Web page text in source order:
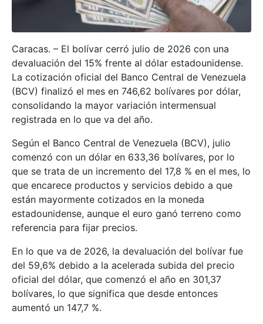
Caracas. – El bolívar cerró julio de 2026 con una
devaluación del 15% frente al dólar estadounidense.
La cotización oficial del Banco Central de Venezuela
(BCV) finalizó el mes en 746,62 bolívares por dólar,
consolidando la mayor variación intermensual
registrada en lo que va del año.
Según el Banco Central de Venezuela (BCV), julio
comenzó con un dólar en 633,36 bolívares, por lo
que se trata de un incremento del 17,8 % en el mes, lo
que encarece productos y servicios debido a que
están mayormente cotizados en la moneda
estadounidense, aunque el euro ganó terreno como
referencia para fijar precios.
En lo que va de 2026, la devaluación del bolívar fue
del 59,6% debido a la acelerada subida del precio
oficial del dólar, que comenzó el año en 301,37
bolívares, lo que significa que desde entonces
aumentó un 147,7 %.